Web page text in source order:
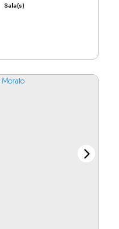
Sala(s)